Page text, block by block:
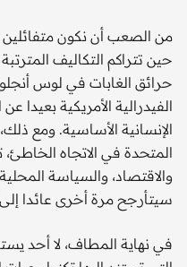
من الصعب أن نكون
حين تتراكم التكاليف
حرائق الغابات في لوس
الفيدرالية الأمريكية بعيدا
الإنسانية الأساسية. ومع
المتحدة في الاتجاه الخاطئ،
والاقتصاد، والسياسة
سيتأرجح مرة أخرى عائدا
في نهاية المطاف، لا أحد